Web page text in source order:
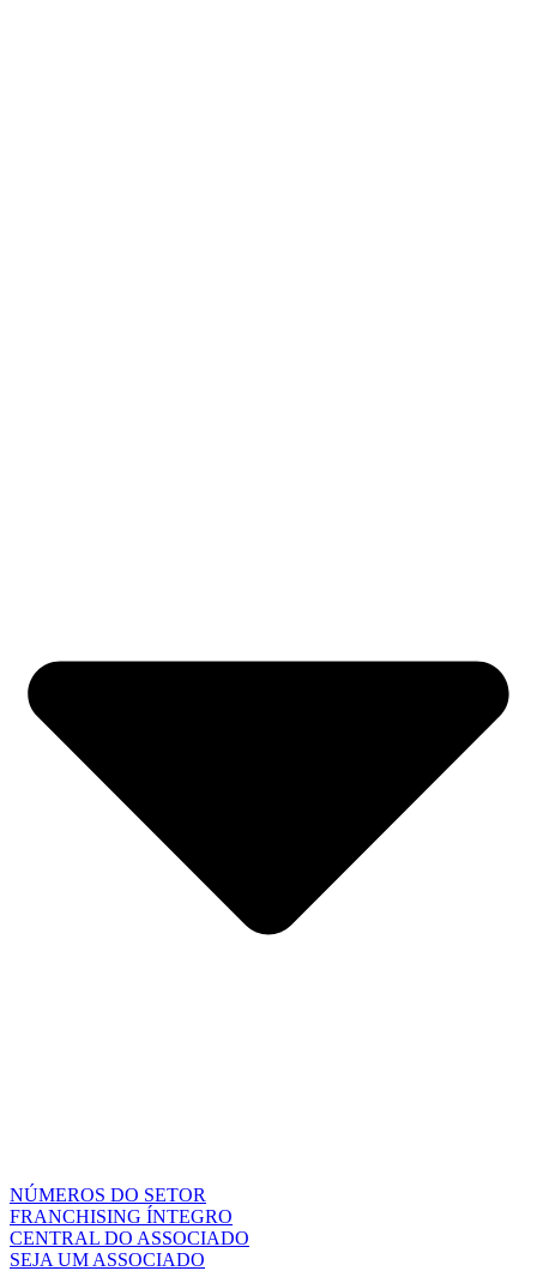
NÚMEROS DO SETOR
FRANCHISING ÍNTEGRO
CENTRAL DO ASSOCIADO
SEJA UM ASSOCIADO